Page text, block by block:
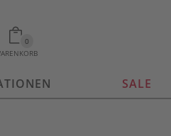
0
SALE